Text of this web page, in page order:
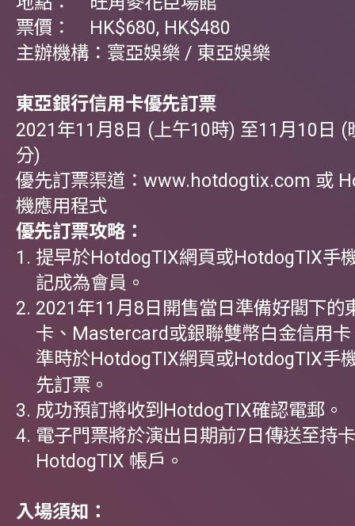
票價： HK$680, HK$480
主辦機構：寰亞娛樂 / 東亞娛樂
東亞銀行信用卡優先訂票
2021年11月8日 (上午10時) 至11月10日 (
分)
優先訂票渠道： www.hotdogtix.com 或
機應用程式
優先訂票攻略：
提早於HotdogTIX網頁或HotdogTIX手
記成為會員。
2021年11月8日開售當日準備好閣下的
卡、Mastercard或銀聯雙幣白金信用
準時於HotdogTIX網頁或HotdogTIX手
先訂票。
成功預訂將收到HotdogTIX確認電郵。
電子門票將於演出日期前7日傳送至持
HotdogTIX 帳戶。
入場須知：